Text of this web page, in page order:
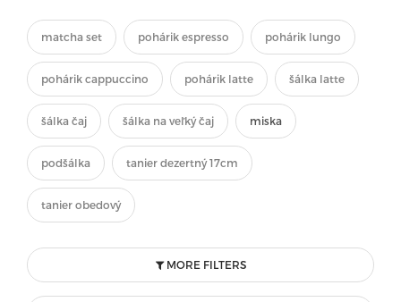
matcha set pohárik espresso pohárik lungo
pohárik cappuccino pohárik latte šálka latte
šálka čaj šálka na veľký čaj miska
podšálka tanier dezertný 17cm
tanier obedový
MORE FILTERS